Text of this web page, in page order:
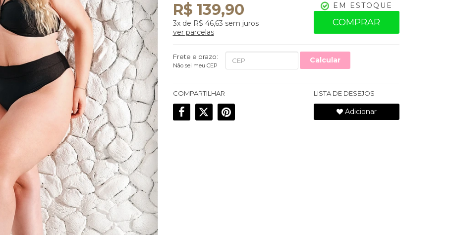
R$ 139,90
3xde R$ 46,63 sem juros
ver parcelas
EM ESTOQUE
COMPRAR
Frete e prazo:
Não sei meu CEP
Calcular
COMPARTILHAR LISTA DE DESEJOS
Adicionar